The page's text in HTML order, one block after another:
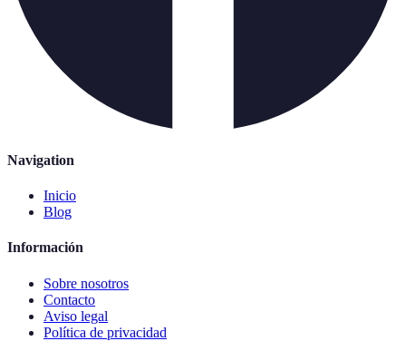
Navigation
Inicio
Blog
Información
Sobre nosotros
Contacto
Aviso legal
Política de privacidad